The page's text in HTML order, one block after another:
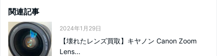
関連記事
2024年1月29日
【壊れたレンズ買取】キヤノン Canon Zoom
Lens...